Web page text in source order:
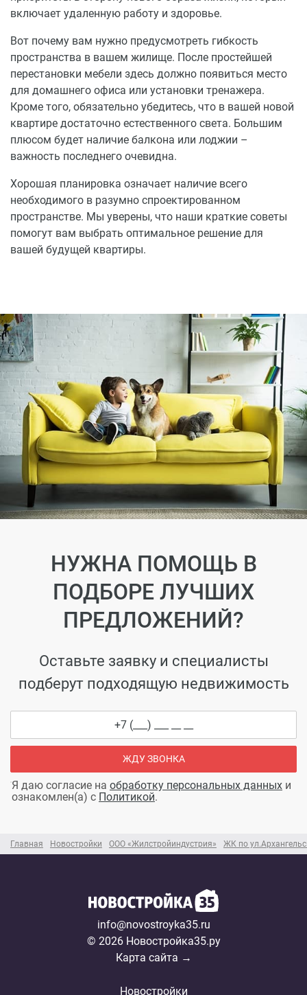
Главная Новостройки ООО «Жилстройиндустрия» ЖК по
включает удаленную работу и здоровье.
Вот почему вам нужно предусмотреть гибкость
пространства в вашем жилище. После простейшей
перестановки мебели здесь должно появиться место
для домашнего офиса или установки тренажера.
Кроме того, обязательно убедитесь, что в вашей новой
квартире достаточно естественного света. Большим
плюсом будет наличие балкона или лоджии –
важность последнего очевидна.
Хорошая планировка означает наличие всего
необходимого в разумно спроектированном
пространстве. Мы уверены, что наши краткие советы
помогут вам выбрать оптимальное решение для
вашей будущей квартиры.
НУЖНА ПОМОЩЬ В
ПОДБОРЕ ЛУЧШИХ
ПРЕДЛОЖЕНИЙ?
Оставьте заявку и специалисты
подберут подходящую недвижимость
ЖДУ ЗВОНКА
Я даю согласие на обработку персональных данных и
ознакомлен(а) с Политикой.
info@novostroyka35.ru
© 2026 Новостройка35.ру
Карта сайта →
Новостройки